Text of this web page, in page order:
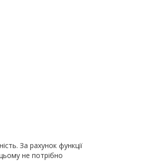
За рахунок функції
не потрібно